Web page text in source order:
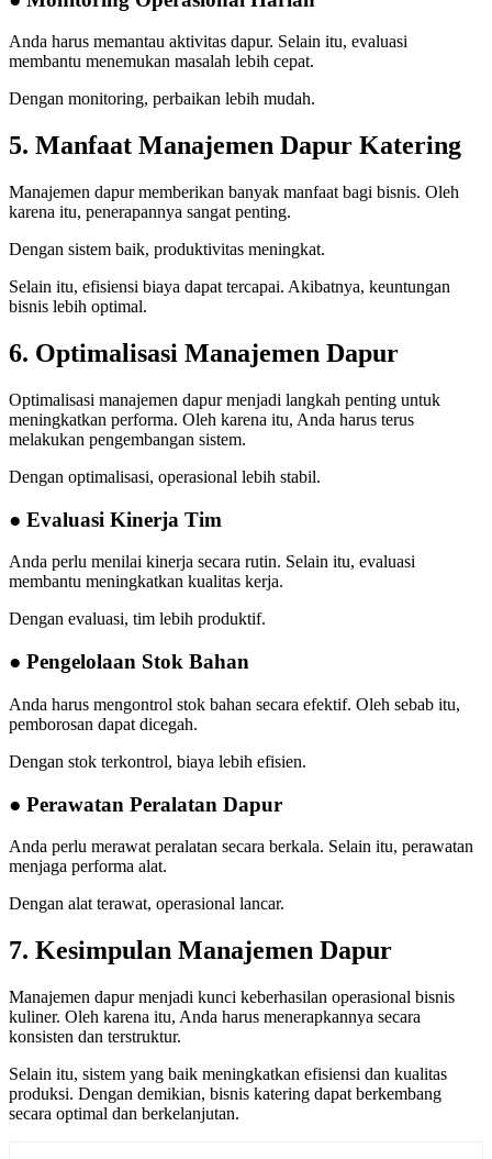
Anda harus memantau aktivitas dapur. Selain itu, evaluasi
membantu menemukan masalah lebih cepat.
Dengan monitoring, perbaikan lebih mudah.
5. Manfaat Manajemen Dapur Katering
Manajemen dapur memberikan banyak manfaat bagi bisnis. Oleh
karena itu, penerapannya sangat penting.
Dengan sistem baik, produktivitas meningkat.
Selain itu, efisiensi biaya dapat tercapai. Akibatnya, keuntungan
bisnis lebih optimal.
6. Optimalisasi Manajemen Dapur
Optimalisasi manajemen dapur menjadi langkah penting untuk
meningkatkan performa. Oleh karena itu, Anda harus terus
melakukan pengembangan sistem.
Dengan optimalisasi, operasional lebih stabil.
● Evaluasi Kinerja Tim
Anda perlu menilai kinerja secara rutin. Selain itu, evaluasi
membantu meningkatkan kualitas kerja.
Dengan evaluasi, tim lebih produktif.
● Pengelolaan Stok Bahan
Anda harus mengontrol stok bahan secara efektif. Oleh sebab itu,
pemborosan dapat dicegah.
Dengan stok terkontrol, biaya lebih efisien.
● Perawatan Peralatan Dapur
Anda perlu merawat peralatan secara berkala. Selain itu, perawatan
menjaga performa alat.
Dengan alat terawat, operasional lancar.
7. Kesimpulan Manajemen Dapur
Manajemen dapur menjadi kunci keberhasilan operasional bisnis
kuliner. Oleh karena itu, Anda harus menerapkannya secara
konsisten dan terstruktur.
Selain itu, sistem yang baik meningkatkan efisiensi dan kualitas
produksi. Dengan demikian, bisnis katering dapat berkembang
secara optimal dan berkelanjutan.